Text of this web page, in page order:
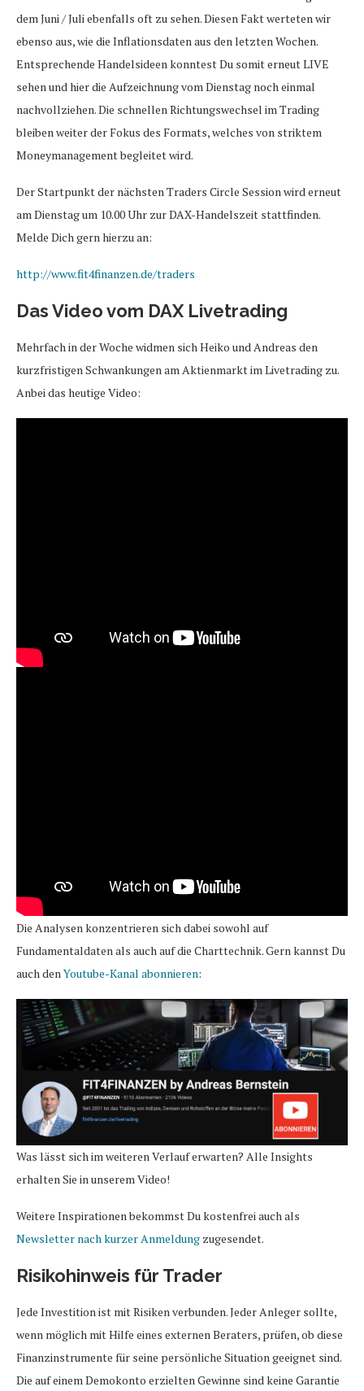
dem Juni / Juli ebenfalls oft zu sehen. Diesen Fakt werteten wir
ebenso aus, wie die Inflationsdaten aus den letzten Wochen.
Entsprechende Handelsideen konntest Du somit erneut LIVE
sehen und hier die Aufzeichnung vom Dienstag noch einmal
nachvollziehen. Die schnellen Richtungswechsel im Trading
bleiben weiter der Fokus des Formats, welches von striktem
Moneymanagement begleitet wird.
Der Startpunkt der nächsten Traders Circle Session wird erneut
am Dienstag um 10.00 Uhr zur DAX-Handelszeit stattfinden.
Melde Dich gern hierzu an:
http://www.fit4finanzen.de/traders
Das Video vom DAX Livetrading
Mehrfach in der Woche widmen sich Heiko und Andreas den
kurzfristigen Schwankungen am Aktienmarkt im Livetrading zu.
Anbei das heutige Video:
Die Analysen konzentrieren sich dabei sowohl auf
Fundamentaldaten als auch auf die Charttechnik. Gern kannst Du
auch denYoutube-Kanal abonnieren:
Was lässt sich im weiteren Verlauf erwarten? Alle Insights
erhalten Sie in unserem Video!
Weitere Inspirationen bekommst Du kostenfrei auch als
Newsletter nach kurzer Anmeldung zugesendet.
Risikohinweis für Trader
Jede Investition ist mit Risiken verbunden. Jeder Anleger sollte,
wenn möglich mit Hilfe eines externen Beraters, prüfen, ob diese
Finanzinstrumente für seine persönliche Situation geeignet sind.
Die auf einem Demokonto erzielten Gewinne sind keine Garantie